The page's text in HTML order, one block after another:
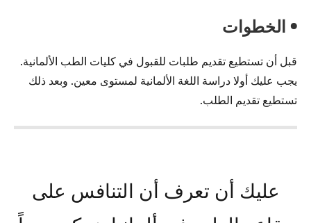
• الخطوات
قبل أن تستطيع تقديم طلبات للقبول في كليات الطب الألمانية.
يجب عليك أولا دراسة اللغة الألمانية لمستوى معين. وبعد ذلك
تستطيع تقديم الطلب.
عليك أن تعرف أن التنافس على